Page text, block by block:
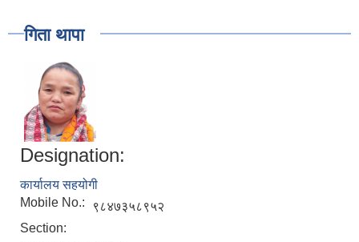
गिता थापा
Designation:
कार्यालय सहयोगी
Mobile No.:
९८४७३५८९५२
Section: